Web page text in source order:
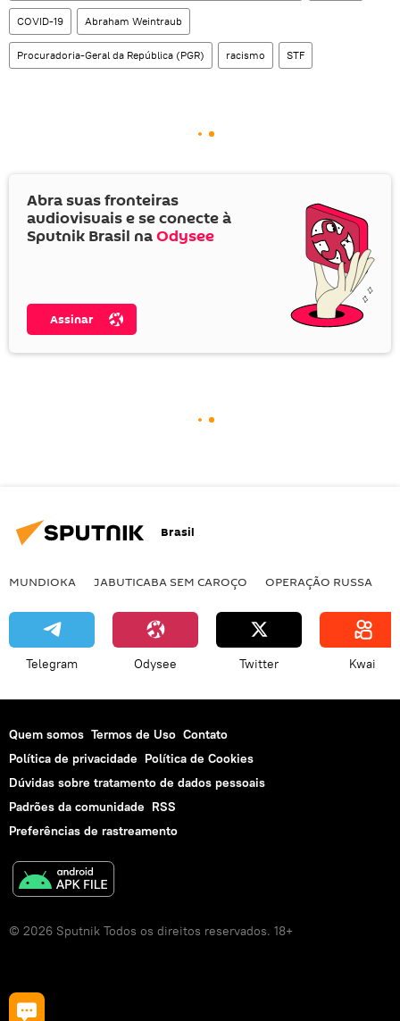
COVID-19 Abraham Weintraub
Procuradoria-Geral da República (PGR) racismo STF
Abra suas fronteiras
audiovisuais e se conecte à
Sputnik Brasil naOdysee
Assinar
Brasil
MUNDIOKA JABUTICABA SEM CAROÇO OPERAÇÃO RUSSA
Telegram Odysee Twitter Kwai
Quem somos Termos de Uso Contato
Política de privacidade Política de Cookies
Dúvidas sobre tratamento de dados pessoais
Padrões da comunidade RSS
Preferências de rastreamento
© 2026 Sputnik Todos os direitos reservados. 18+